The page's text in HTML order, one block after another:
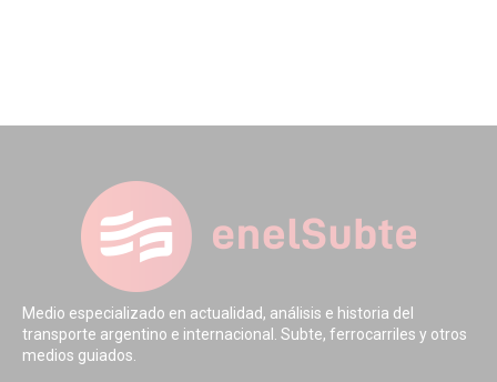
Medio especializado en actualidad, análisis e historia del
transporte argentino e internacional. Subte, ferrocarriles y otros
medios guiados.